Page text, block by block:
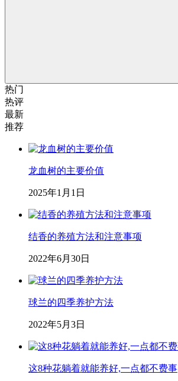
热门
热评
最新
推荐
龙血树的主要价值
2025年1月1日
结香的养殖方法和注意事项
2022年6月30日
球兰的四季养护方法
2022年5月3日
这8种花躺着就能养好,一点都不费事